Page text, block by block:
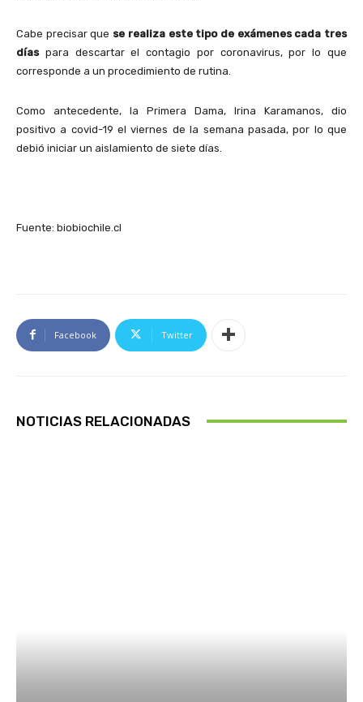
Cabe precisar que se realiza este tipo de exámenes cada tres
díaspara descartar el contagio por coronavirus, por lo que
corresponde a un procedimiento de rutina.
Como antecedente, la Primera Dama, Irina Karamanos, dio
positivo a covid-19 el viernes de la semana pasada, por lo que
debió iniciar un aislamiento de siete días.
Fuente: biobiochile.cl
Facebook Twitter
NOTICIAS RELACIONADAS